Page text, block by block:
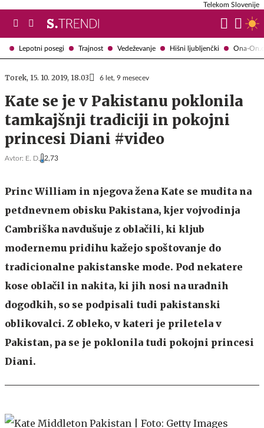
Lepotni posegi Trajnost Vedeževanje Hišni ljubljenčki Ona-
Telekom Slovenije
Torek, 15. 10. 2019, 18.03 6 let, 9 mesecev
Kate se je v Pakistanu poklonila
tamkajšnji tradiciji in pokojni
princesi Diani #video
Avtor: E. D. 2,73
Princ William in njegova žena Kate se mudita na
petdnevnem obisku Pakistana, kjer vojvodinja
Cambriška navdušuje z oblačili, ki kljub
modernemu pridihu kažejo spoštovanje do
tradicionalne pakistanske mode. Pod nekatere
kose oblačil in nakita, ki jih nosi na uradnih
dogodkih, so se podpisali tudi pakistanski
oblikovalci. Z obleko, v kateri je priletela v
Pakistan, pa se je poklonila tudi pokojni princesi
Diani.